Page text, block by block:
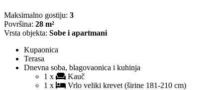
Maksimalno gostiju: 3
Površina: 28 m²
Vrsta objekta: Sobe i apartmani
Kupaonica
Terasa
Dnevna soba, blagovaonica i kuhinja
1 x
Kauč
1 x
Vrlo veliki krevet (širine 181-210 cm)